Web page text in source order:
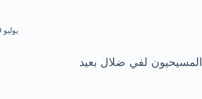
يوليو 20, 2020 | 10:09 ص
لفي ضلال بعيد